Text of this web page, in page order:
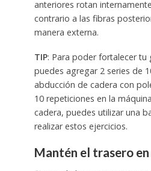
anteriores rotan
contrario a las fibras
manera externa.
TIP: Para poder fortalecer tu
puedes agregar 2 series de
abducción de cadera con
10 repeticiones en la
cadera, puedes utilizar una
realizar estos ejercicios.
Mantén el trasero